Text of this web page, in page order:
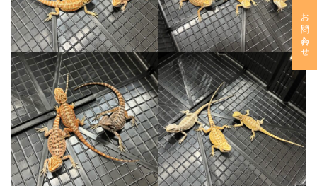
お問い合わせ